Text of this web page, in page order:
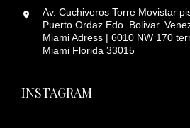
Av. Cuchiveros Torre Movistar
Puerto Ordaz Edo. Bolivar.
Miami Adress | 6010 NW 170
Miami Florida 33015
INSTAGRAM